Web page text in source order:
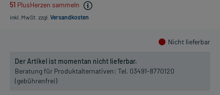
51 PlusHerzen sammeln
inkl. MwSt. zzgl. Versandkosten
Nicht lieferbar
Der Artikel ist momentan nicht lieferbar.
Beratung für Produktalternativen: Tel. 03491-8770120
(gebührenfrei)